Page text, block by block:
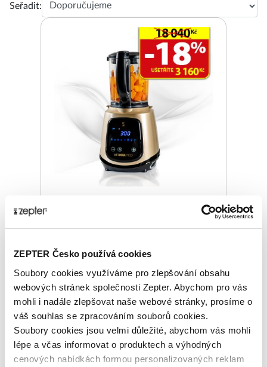
ZEPTER Česko používá cookies
Soubory cookies využíváme pro zlepšování obsahu
webových stránek společnosti Zepter. Abychom pro vás
mohli i nadále zlepšovat naše webové stránky, prosíme o
váš souhlas se zpracováním souborů cookies.
Soubory cookies jsou velmi důležité, abychom vás mohli
lépe a včas informovat o produktech a výhodných
cenových nabídkách formou personalizovaných reklam
Seřadit:
Promo 14 880,00 Kč
Zepter Club cena
Přihlaste se a zobrazí se vám cena pro
člena klubu.
Pouze členové klubu mají garanci
každého nákupu s přímým
zvýhodněním -5 % až -40 %!